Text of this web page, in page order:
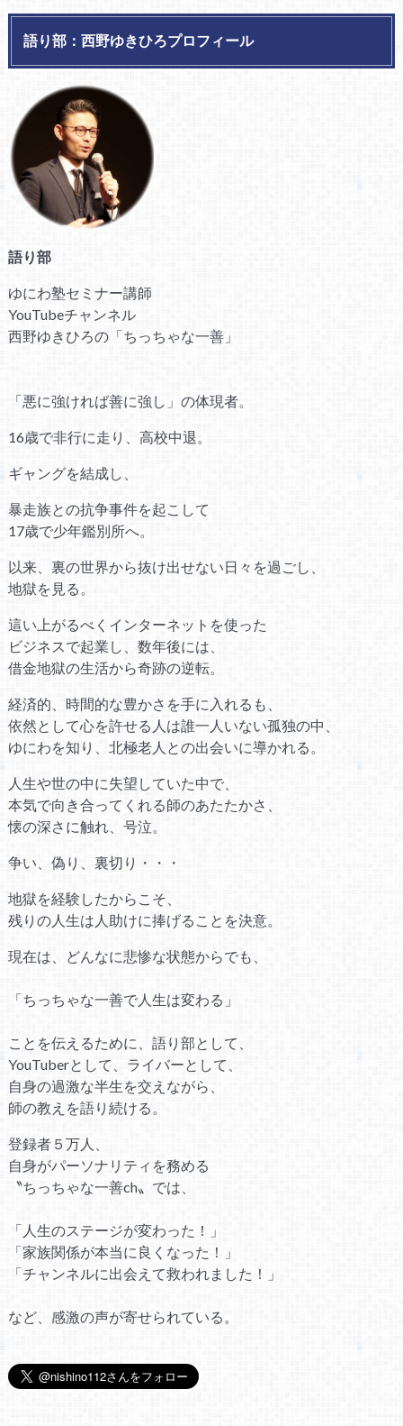
語り部：西野ゆきひろプロフィール
語り部
ゆにわ塾セミナー講師
YouTubeチャンネル
西野ゆきひろの「ちっちゃな一善」
「悪に強ければ善に強し」の体現者。
16歳で非行に走り、高校中退。
ギャングを結成し、
暴走族との抗争事件を起こして
17歳で少年鑑別所へ。
以来、裏の世界から抜け出せない日々を過ごし、
地獄を見る。
這い上がるべくインターネットを使った
ビジネスで起業し、数年後には、
借金地獄の生活から奇跡の逆転。
経済的、時間的な豊かさを手に入れるも、
依然として心を許せる人は誰一人いない孤独の中、
ゆにわを知り、北極老人との出会いに導かれる。
人生や世の中に失望していた中で、
本気で向き合ってくれる師のあたたかさ、
懐の深さに触れ、号泣。
争い、偽り、裏切り・・・
地獄を経験したからこそ、
残りの人生は人助けに捧げることを決意。
現在は、どんなに悲惨な状態からでも、
「ちっちゃな一善で人生は変わる」
ことを伝えるために、語り部として、
YouTuberとして、ライバーとして、
自身の過激な半生を交えながら、
師の教えを語り続ける。
登録者５万人、
自身がパーソナリティを務める
〝ちっちゃな一善ch〟では、
「人生のステージが変わった！」
「家族関係が本当に良くなった！」
「チャンネルに出会えて救われました！」
など、感激の声が寄せられている。